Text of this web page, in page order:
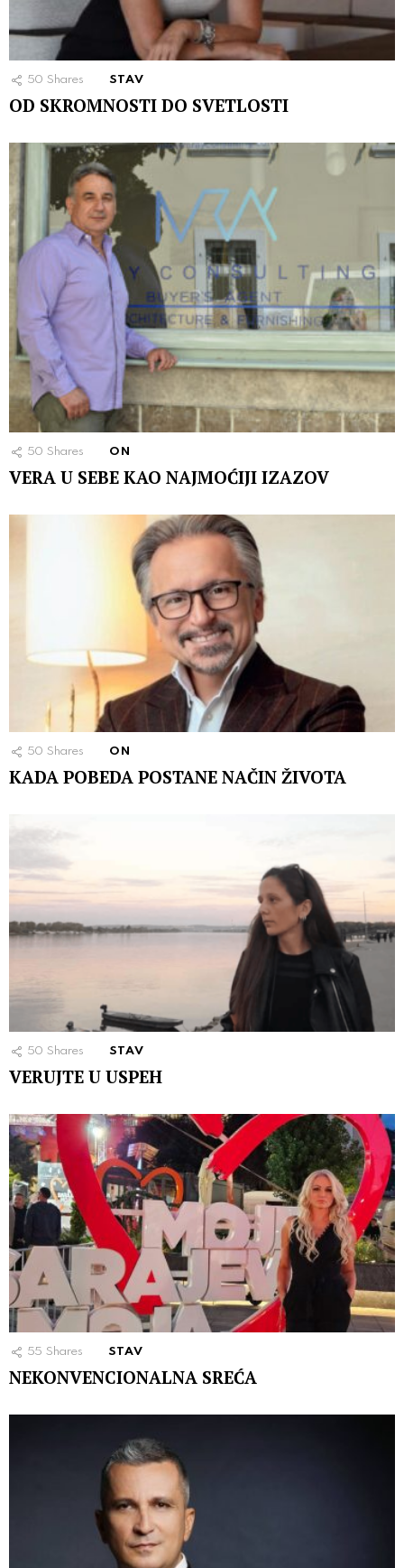
50 Shares STAV
OD SKROMNOSTI DO SVETLOSTI
50 Shares ON
VERA U SEBE KAO NAJMOĆIJI IZAZOV
50 Shares ON
KADA POBEDA POSTANE NAČIN ŽIVOTA
50 Shares STAV
VERUJTE U USPEH
55 Shares STAV
NEKONVENCIONALNA SREĆA